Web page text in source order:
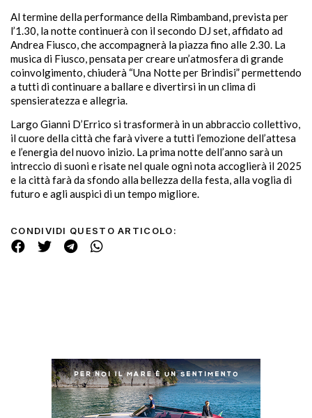
Al termine della performance della Rimbamband, prevista per
l’1.30, la notte continuerà con il secondo DJ set, affidato ad
Andrea Fiusco, che accompagnerà la piazza fino alle 2.30. La
musica di Fiusco, pensata per creare un’atmosfera di grande
coinvolgimento, chiuderà “Una Notte per Brindisi” permettendo
a tutti di continuare a ballare e divertirsi in un clima di
spensieratezza e allegria.
Largo Gianni D’Errico si trasformerà in un abbraccio collettivo,
il cuore della città che farà vivere a tutti l’emozione dell’attesa
e l’energia del nuovo inizio. La prima notte dell’anno sarà un
intreccio di suoni e risate nel quale ogni nota accoglierà il 2025
e la città farà da sfondo alla bellezza della festa, alla voglia di
futuro e agli auspici di un tempo migliore.
CONDIVIDI QUESTO ARTICOLO: